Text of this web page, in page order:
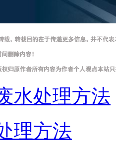
水处理方法
理方法